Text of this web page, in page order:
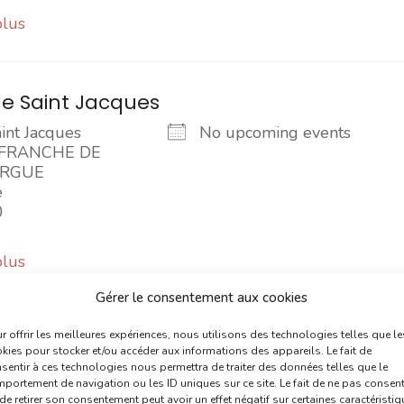
Gérer le consentement aux cookies
offrir les meilleures expériences, nous utilisons des technologies telles que
pour stocker et/ou accéder aux informations des appareils. Le fait de
à ces technologies nous permettra de traiter des données telles que le
de navigation ou les ID uniques sur ce site. Le fait de ne pas
retirer son consentement peut avoir un effet négatif sur certaines
Saint Jacques
Jacques
DE
No upcoming events
Saint Jacques
Jacques
de Rouergue
No upcoming events